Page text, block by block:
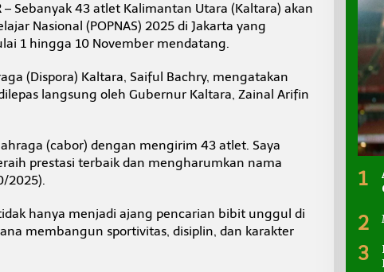
– Sebanyak 43 atlet Kalimantan Utara (Kaltara) akan
Nasional (POPNAS) 2025 di Jakarta yang
1 hingga 10 November mendatang.
(Dispora) Kaltara, Saiful Bachry, mengatakan
langsung oleh Gubernur Kaltara, Zainal Arifin
(cabor) dengan mengirim 43 atlet. Saya
prestasi terbaik dan mengharumkan nama
2025).
hanya menjadi ajang pencarian bibit unggul di
membangun sportivitas, disiplin, dan karakter
1
2
3